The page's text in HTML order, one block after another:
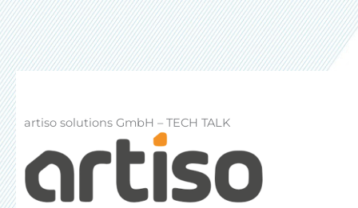
artiso solutions GmbH – TECH TALK